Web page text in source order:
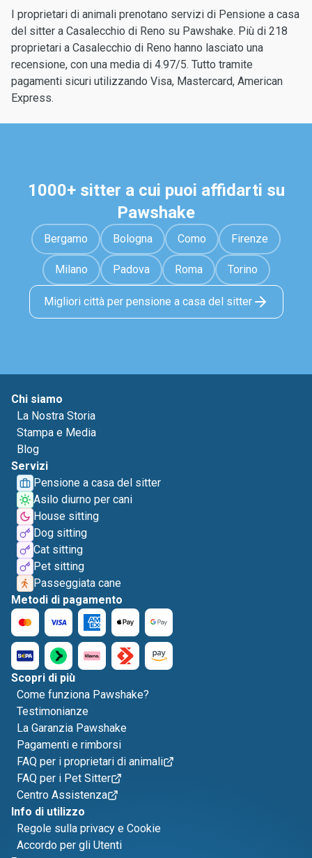
I proprietari di animali prenotano servizi di Pensione a casa
del sitter a Casalecchio di Reno su Pawshake. Più di 218
proprietari a Casalecchio di Reno hanno lasciato una
recensione, con una media di 4.97/5. Tutto tramite
pagamenti sicuri utilizzando Visa, Mastercard, American
Express.
1000+ sitter a cui puoi affidarti su
Pawshake
Bergamo Bologna Como Firenze
Milano Padova Roma Torino
Migliori città per pensione a casa del sitter
Chi siamo
La Nostra Storia
Stampa e Media
Blog
Servizi
Pensione a casa del sitter
Asilo diurno per cani
House sitting
Dog sitting
Cat sitting
Pet sitting
Passeggiata cane
Metodi di pagamento
Scopri di più
Come funziona Pawshake?
Testimonianze
La Garanzia Pawshake
Pagamenti e rimborsi
FAQ per i proprietari di animali
FAQ per i Pet Sitter
Centro Assistenza
Info di utilizzo
Regole sulla privacy e Cookie
Accordo per gli Utenti